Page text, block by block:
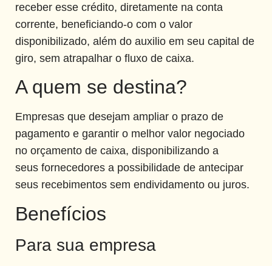
receber esse crédito, diretamente na conta
corrente, beneficiando-o com o valor
disponibilizado, além do auxilio em seu capital de
giro, sem atrapalhar o fluxo de caixa.
A quem se destina?
Empresas que desejam ampliar o prazo de
pagamento e garantir o melhor valor negociado
no orçamento de caixa, disponibilizando a
seus fornecedores a possibilidade de antecipar
seus recebimentos sem endividamento ou juros.
Benefícios
Para sua empresa